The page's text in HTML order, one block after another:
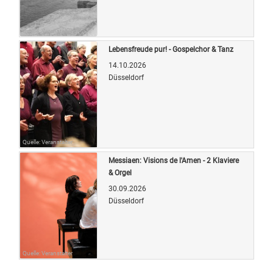
Quelle: Veranstalter
Quelle: Veranstalter
Lebensfreude pur! - Gospelchor & Tanz
14.10.2026
Düsseldorf
Quelle: Veranstalter
Messiaen: Visions de l'Amen - 2 Klaviere
& Orgel
30.09.2026
Düsseldorf